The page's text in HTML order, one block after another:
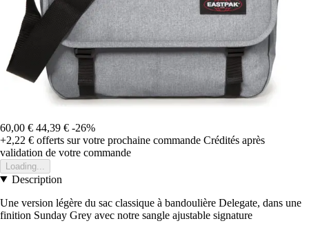
60,00 € 44,39 € -26%
+2,22 € offerts sur votre prochaine commande Crédités après
validation de votre commande
Loading...
Description
Une version légère du sac classique à bandoulière Delegate, dans une
finition Sunday Grey avec notre sangle ajustable signature